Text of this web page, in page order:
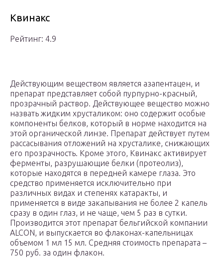
Квинакс
Рейтинг: 4.9
Действующим веществом является азапентацен, и
препарат представляет собой пурпурно-красный,
прозрачный раствор. Действующее вещество можно
назвать жидким хрусталиком: оно содержит особые
компоненты белков, который в норме находится на
этой органической линзе. Препарат действует путем
рассасывания отложений на хрусталике, снижающих
его прозрачность. Кроме этого, Квинакс активирует
ферменты, разрушающие белки (протеолиз),
которые находятся в передней камере глаза. Это
средство применяется исключительно при
различных видах и степенях катаракты, и
применяется в виде закапывания не более 2 капель
сразу в один глаз, и не чаще, чем 5 раз в сутки.
Производится этот препарат бельгийской компании
ALCON, и выпускается во флаконах-капельницах
объемом 1 мл 15 мл. Средняя стоимость препарата –
750 руб. за один флакон.